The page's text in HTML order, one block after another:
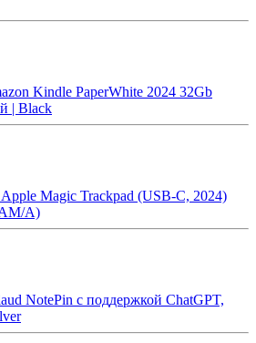
Kindle PaperWhite 2024 32Gb
| Black
Magic Trackpad (USB-C, 2024)
A)
NotePin с поддержкой ChatGPT,